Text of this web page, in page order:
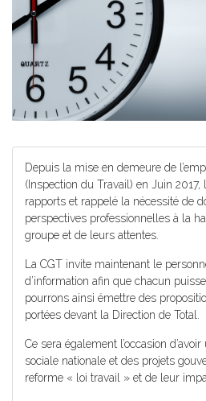
Depuis la mise en demeure de
(Inspection du Travail) en Juin
rapports et rappelé la nécessité de
perspectives professionnelles à la
groupe et de leurs attentes.
La CGT invite maintenant le
d’information afin que chacun
pourrons ainsi émettre des
portées devant la Direction de Total.
Ce sera également l’occasion
sociale nationale et des projets
reforme « loi travail » et de leur